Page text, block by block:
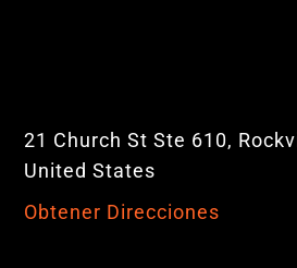
21 Church St Ste 610,
United States
Obtener Direcciones